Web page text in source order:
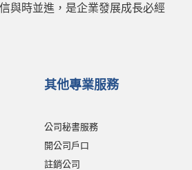
與時並進，是企業發展成長必經
其他專業服務
公司秘書服務
開公司戶口
註銷公司